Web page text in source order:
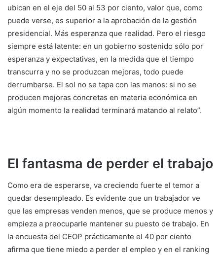
ubican en el eje del 50 al 53 por ciento, valor que, como
puede verse, es superior a la aprobación de la gestión
presidencial. Más esperanza que realidad. Pero el riesgo
siempre está latente: en un gobierno sostenido sólo por
esperanza y expectativas, en la medida que el tiempo
transcurra y no se produzcan mejoras, todo puede
derrumbarse. El sol no se tapa con las manos: si no se
producen mejoras concretas en materia económica en
algún momento la realidad terminará matando al relato”.
El fantasma de perder el trabajo
Como era de esperarse, va creciendo fuerte el temor a
quedar desempleado. Es evidente que un trabajador ve
que las empresas venden menos, que se produce menos y
empieza a preocuparle mantener su puesto de trabajo. En
la encuesta del CEOP prácticamente el 40 por ciento
afirma que tiene miedo a perder el empleo y en el ranking